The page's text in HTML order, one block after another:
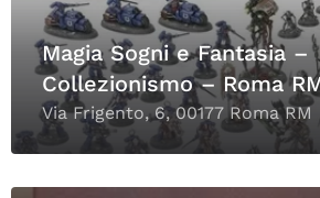
Magia Sogni e Fantasia –
Collezionismo – Roma
Via Frigento, 6, 00177 Roma RM